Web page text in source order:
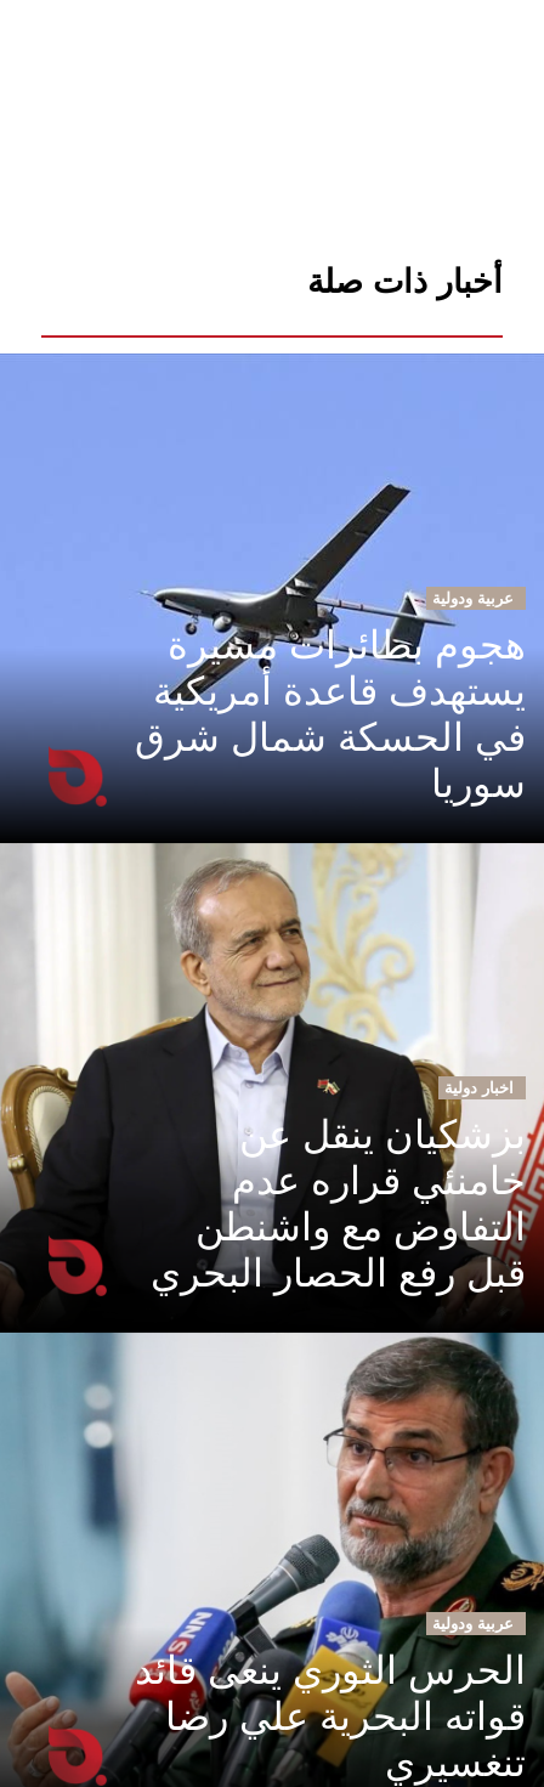
أخبار ذات صلة
عربية ودولية
هجوم بطائرات مسيرة
يستهدف قاعدة أمريكية
في الحسكة شمال شرق
سوريا
اخبار دولية
بزشكيان ينقل عن
خامنئي قراره عدم
التفاوض مع واشنطن
قبل رفع الحصار البحري
عربية ودولية
الحرس الثوري ينعى قائد
قواته البحرية علي رضا
تنغسيري